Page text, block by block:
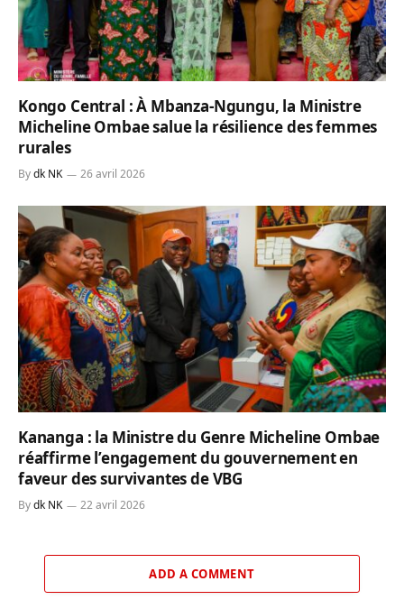
Kongo Central : À Mbanza-Ngungu, la Ministre
Micheline Ombae salue la résilience des femmes
rurales
Bydk NK 26 avril 2026
Kananga : la Ministre du Genre Micheline Ombae
réaffirme l’engagement du gouvernement en
faveur des survivantes de VBG
Bydk NK 22 avril 2026
ADD A COMMENT